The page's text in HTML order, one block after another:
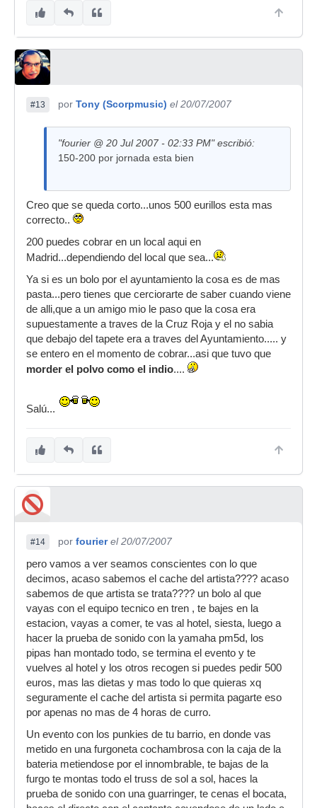
#13 por Tony (Scorpmusic) el 20/07/2007
"fourier @ 20 Jul 2007 - 02:33 PM" escribió:
150-200 por jornada esta bien
Creo que se queda corto...unos 500 eurillos esta mas
correcto..
200 puedes cobrar en un local aqui en
Madrid...dependiendo del local que sea...
Ya si es un bolo por el ayuntamiento la cosa es de mas
pasta...pero tienes que cerciorarte de saber cuando viene
de alli,que a un amigo mio le paso que la cosa era
supuestamente a traves de la Cruz Roja y el no sabia
que debajo del tapete era a traves del Ayuntamiento..... y
se entero en el momento de cobrar...asi que tuvo que
morder el polvo como el indio....
Salú...
#14 por fourier el 20/07/2007
pero vamos a ver seamos conscientes con lo que
decimos, acaso sabemos el cache del artista???? acaso
sabemos de que artista se trata???? un bolo al que
vayas con el equipo tecnico en tren , te bajes en la
estacion, vayas a comer, te vas al hotel, siesta, luego a
hacer la prueba de sonido con la yamaha pm5d, los
pipas han montado todo, se termina el evento y te
vuelves al hotel y los otros recogen si puedes pedir 500
euros, mas las dietas y mas todo lo que quieras xq
seguramente el cache del artista si permita pagarte eso
por apenas no mas de 4 horas de curro.
Un evento con los punkies de tu barrio, en donde vas
metido en una furgoneta cochambrosa con la caja de la
bateria metiendose por el innombrable, te bajas de la
furgo te montas todo el truss de sol a sol, haces la
prueba de sonido con una guarringer, te cenas el bocata,